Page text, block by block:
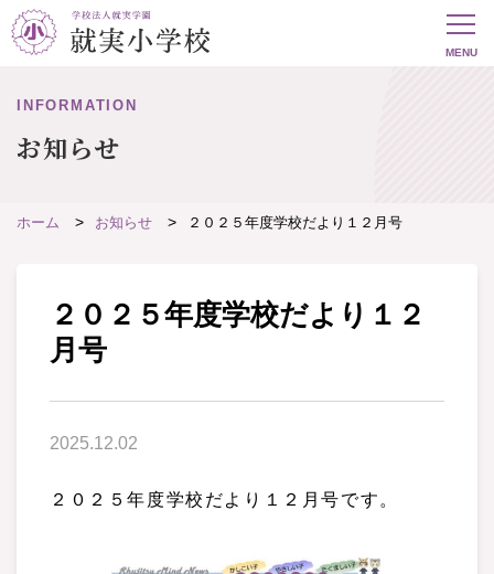
INFORMATION
お知らせ
ホーム お知らせ ２０２５年度学校だより１２月号
２０２５年度学校だより１２
月号
2025.12.02
２０２５年度学校だより１２月号です。